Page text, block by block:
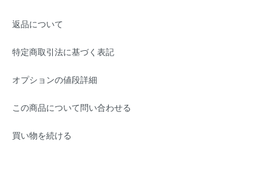
返品について
特定商取引法に基づく表記
オプションの値段詳細
この商品について問い合わせる
買い物を続ける